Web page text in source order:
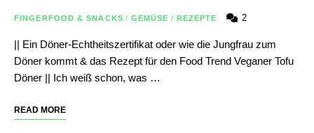
FINGERFOOD & SNACKS / GEMÜSE / REZEPTE 2
|| Ein Döner-Echtheitszertifikat oder wie die Jungfrau zum
Döner kommt & das Rezept für den Food Trend Veganer Tofu
Döner || Ich weiß schon, was …
READ MORE